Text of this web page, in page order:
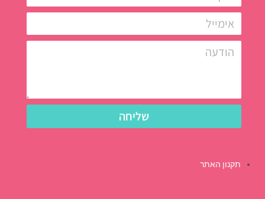
שליחה
תקנון האתר